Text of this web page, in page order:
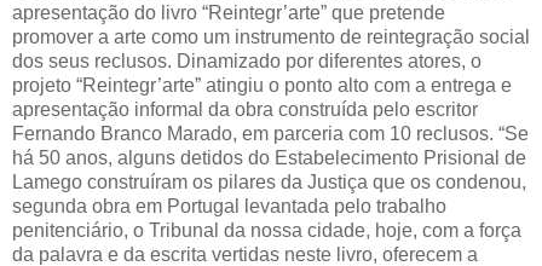
apresentação do livro “Reintegr’arte” que pretende
promover a arte como um instrumento de reintegração social
dos seus reclusos. Dinamizado por diferentes atores, o
projeto “Reintegr’arte” atingiu o ponto alto com a entrega e
apresentação informal da obra construída pelo escritor
Fernando Branco Marado, em parceria com 10 reclusos. “Se
há 50 anos, alguns detidos do Estabelecimento Prisional de
Lamego construíram os pilares da Justiça que os condenou,
segunda obra em Portugal levantada pelo trabalho
penitenciário, o Tribunal da nossa cidade, hoje, com a força
da palavra e da escrita vertidas neste livro, oferecem a